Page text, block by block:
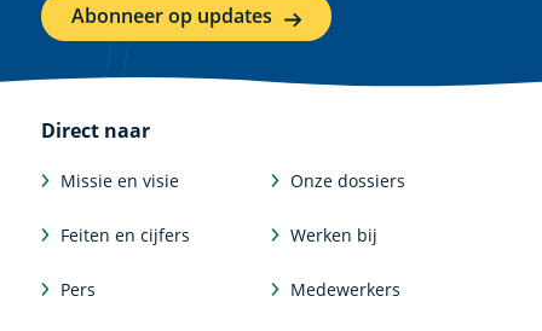
Abonneer op updates
Direct naar
Missie en visie Onze dossiers
Feiten en cijfers Werken bij
Pers Medewerkers